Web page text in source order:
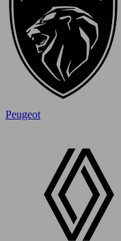
Peugeot